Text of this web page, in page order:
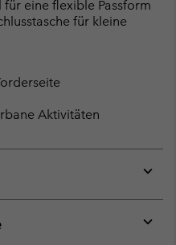
eine flexible Passform
für kleine
Aktivitäten
or